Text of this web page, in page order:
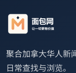
聚合加拿大华人新
日常查找与浏览。